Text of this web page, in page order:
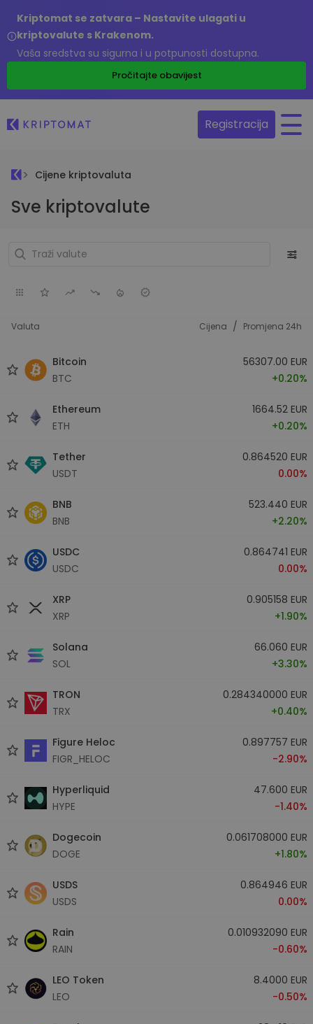
Kriptomat se zatvara – Nastavite ulagati u
kriptovalute s Krakenom.
Vaša sredstva su sigurna i u potpunosti dostupna.
Pročitajte obavijest
Registracija
Cijene kriptovaluta
Sve kriptovalute
Valuta Cijena / Promjena 24h
Bitcoin
BTC
56307.00 EUR
+0.20%
Ethereum
ETH
1664.52 EUR
+0.20%
Tether
USDT
0.864520 EUR
0.00%
BNB
BNB
523.440 EUR
+2.20%
USDC
USDC
0.864741 EUR
0.00%
XRP
XRP
0.905158 EUR
+1.90%
Solana
SOL
66.060 EUR
+3.30%
TRON
TRX
0.284340000 EUR
+0.40%
Figure Heloc
FIGR_HELOC
0.897757 EUR
-2.90%
Hyperliquid
HYPE
47.600 EUR
-1.40%
Dogecoin
DOGE
0.061708000 EUR
+1.80%
USDS
USDS
0.864946 EUR
0.00%
Rain
RAIN
0.010932090 EUR
-0.60%
LEO Token
LEO
8.4000 EUR
-0.50%